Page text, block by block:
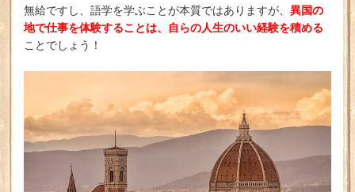
無給ですし、語学を学ぶことが本質ではありますが、 異国の
地で仕事を体験することは、自らの人生のいい経験を積める
ことでしょう！